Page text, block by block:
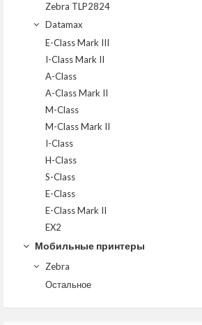
Zebra TLP2824
Datamax
E-Class Mark III
I-Class Mark II
A-Class
A-Class Mark II
M-Class
M-Class Mark II
I-Class
H-Class
S-Class
E-Class
E-Class Mark II
EX2
Мобильные принтеры
Zebra
Остальное